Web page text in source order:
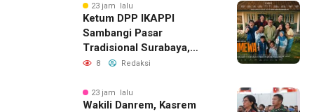
23 jam lalu
Ketum DPP IKAPPI
Sambangi Pasar
Tradisional Surabaya,
Akhiri Agenda dengan
ISTIMEWA
8 Redaksi
23 jam lalu
Wakili Danrem, Kasrem